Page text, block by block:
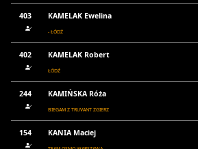
403 KAMELAK Ewelina
- ŁÓDŹ
402 KAMELAK Robert
ŁÓDŹ
244 KAMIŃSKA Róża
BIEGAM Z TRUVANT ZGIERZ
154 KANIA Maciej